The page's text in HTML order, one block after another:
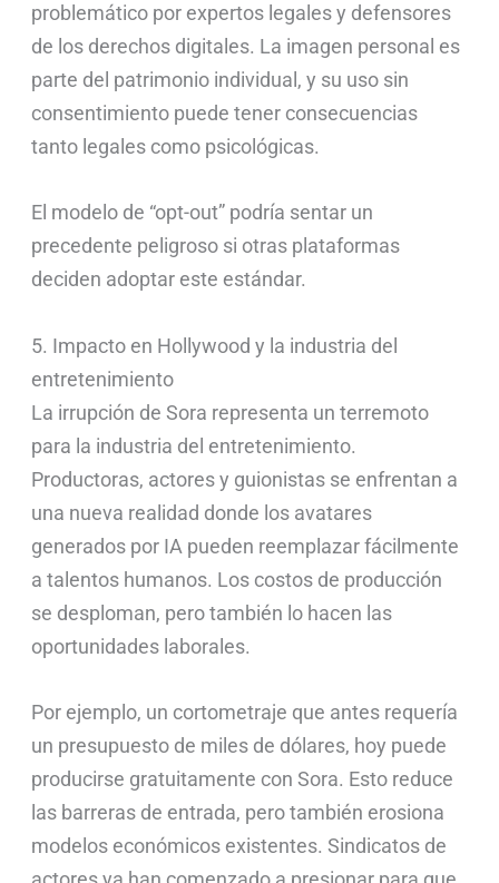
problemático por expertos legales y defensores
de los derechos digitales. La imagen personal es
parte del patrimonio individual, y su uso sin
consentimiento puede tener consecuencias
tanto legales como psicológicas.
El modelo de “opt-out” podría sentar un
precedente peligroso si otras plataformas
deciden adoptar este estándar.
5. Impacto en Hollywood y la industria del
entretenimiento
La irrupción de Sora representa un terremoto
para la industria del entretenimiento.
Productoras, actores y guionistas se enfrentan a
una nueva realidad donde los avatares
generados por IA pueden reemplazar fácilmente
a talentos humanos. Los costos de producción
se desploman, pero también lo hacen las
oportunidades laborales.
Por ejemplo, un cortometraje que antes requería
un presupuesto de miles de dólares, hoy puede
producirse gratuitamente con Sora. Esto reduce
las barreras de entrada, pero también erosiona
modelos económicos existentes. Sindicatos de